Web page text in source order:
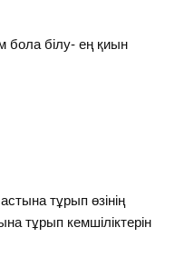
білу- ең қиын
тұрып өзінің
тұрып кемшіліктерін